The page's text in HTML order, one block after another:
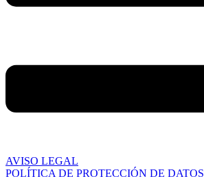
AVISO LEGAL
POLÍTICA DE PROTECCIÓN DE DATOS